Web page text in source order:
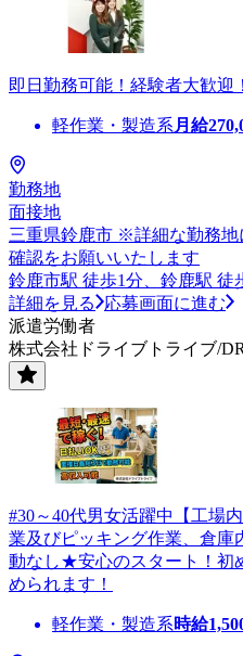
即日勤務可能！経験者大歓迎
軽作業・製造系 月給
勤務地
面接地
三重県鈴鹿市 ※詳細な勤務
確認をお願いいたします
鈴鹿市駅 徒歩1分、鈴鹿駅 徒
詳細を見る
応募画面に進む
派遣労働者
株式会社ドライブトライブ/
#30～40代男女活躍中【工場
業及びピッキング作業、倉庫
動なし★安心のスタート！初
められます！
軽作業・製造系時給